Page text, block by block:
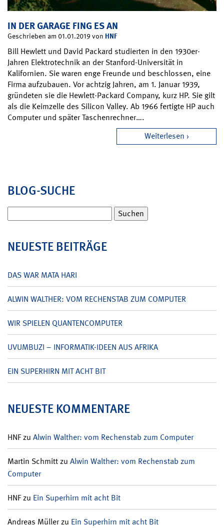
IN DER GARAGE FING ES AN
Geschrieben am 01.01.2019 von HNF
Bill Hewlett und David Packard studierten in den 1930er-
Jahren Elektrotechnik an der Stanford-Universität in
Kalifornien. Sie waren enge Freunde und beschlossen, eine
Firma aufzubauen. Vor achtzig Jahren, am 1. Januar 1939,
gründeten sie die Hewlett-Packard Company, kurz HP. Sie gilt
als die Keimzelle des Silicon Valley. Ab 1966 fertigte HP auch
Computer und später Taschenrechner….
Weiterlesen
BLOG-SUCHE
nach:
NEUESTE BEITRÄGE
DAS WAR MATA HARI
ALWIN WALTHER: VOM RECHENSTAB ZUM COMPUTER
WIR SPIELEN QUANTENCOMPUTER
UVUMBUZI – INFORMATIK-IDEEN AUS AFRIKA
EIN SUPERHIRN MIT ACHT BIT
NEUESTE KOMMENTARE
HNFzu Alwin Walther: vom Rechenstab zum Computer
Martin Schmittzu Alwin Walther: vom Rechenstab zum
Computer
HNFzu Ein Superhirn mit acht Bit
Andreas Müllerzu Ein Superhirn mit acht Bit